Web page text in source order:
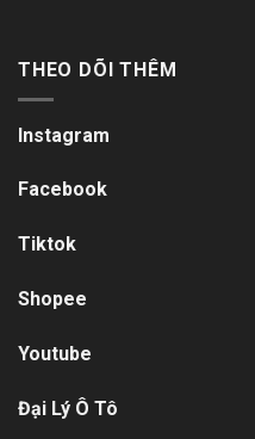
THEO DÕI THÊM
Instagram
Facebook
Tiktok
Shopee
Youtube
Đại Lý Ô Tô